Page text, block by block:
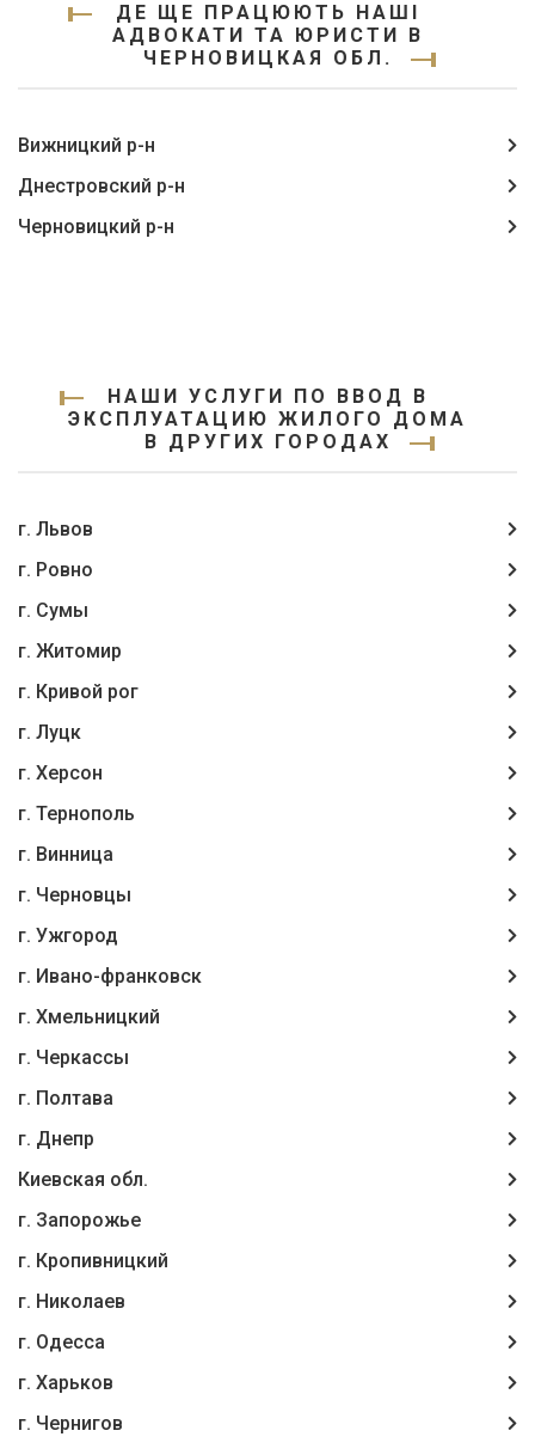
ДЕ ЩЕ ПРАЦЮЮТЬ НАШІ
АДВОКАТИ ТА ЮРИСТИ В
ЧЕРНОВИЦКАЯ ОБЛ.
Вижницкий р-н
Днестровский р-н
Черновицкий р-н
НАШИ УСЛУГИ ПО ВВОД В
ЭКСПЛУАТАЦИЮ ЖИЛОГО ДОМА
В ДРУГИХ ГОРОДАХ
г. Львов
г. Ровно
г. Сумы
г. Житомир
г. Кривой рог
г. Луцк
г. Херсон
г. Тернополь
г. Винница
г. Чернoвцы
г. Ужгород
г. Ивано-франковск
г. Хмельницкий
г. Черкассы
г. Полтава
г. Днепр
Киевская обл.
г. Запорожье
г. Кропивницкий
г. Николаев
г. Одесса
г. Харьков
г. Чернигов